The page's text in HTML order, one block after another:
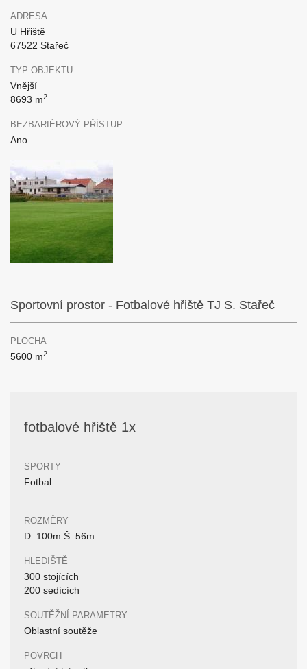
ADRESA
U Hřiště
67522 Stařeč
TYP OBJEKTU
Vnější
8693 m2
BEZBARIÉROVÝ PŘÍSTUP
Ano
Sportovní prostor - Fotbalové hřiště TJ S. Stařeč
PLOCHA
5600 m2
fotbalové hřiště 1x
SPORTY
Fotbal
ROZMĚRY
D: 100m Š: 56m
HLEDIŠTĚ
300 stojících
200 sedících
SOUTĚŽNÍ PARAMETRY
Oblastní soutěže
POVRCH